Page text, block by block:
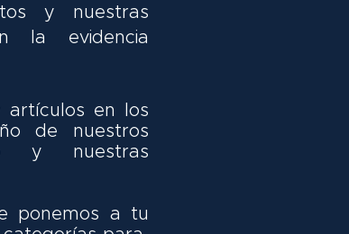
y nuestras
la evidencia
artículos en los
de nuestros
y nuestras
ponemos a tu